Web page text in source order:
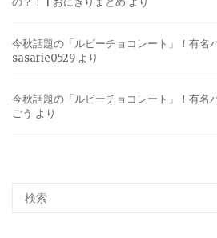
今秋話題の「ルビーチョコレート」！有名
sasarie0529 より
今秋話題の「ルビーチョコレート」！有名
ごう より